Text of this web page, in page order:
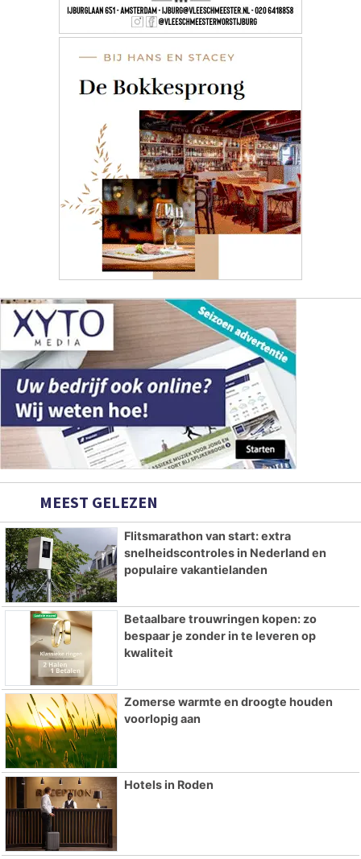
MEEST GELEZEN
Flitsmarathon van start: extra
snelheidscontroles in Nederland en
populaire vakantielanden
Betaalbare trouwringen kopen: zo
bespaar je zonder in te leveren op
kwaliteit
Zomerse warmte en droogte houden
voorlopig aan
Hotels in Roden